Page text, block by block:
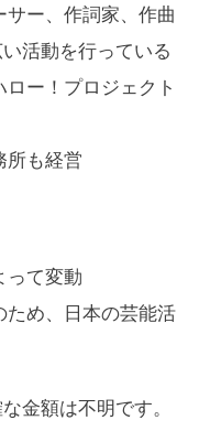
ー、作詞家、作曲
活動を行っている
ー！プロジェクト
所も経営
って変動
め、日本の芸能活
金額は不明です。